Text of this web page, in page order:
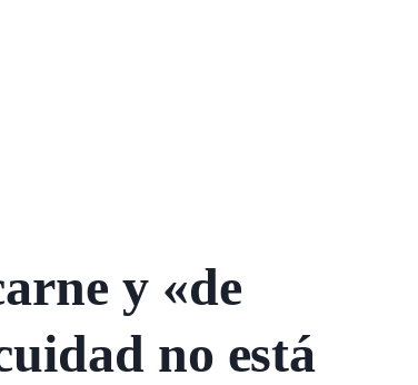
y «de
no está